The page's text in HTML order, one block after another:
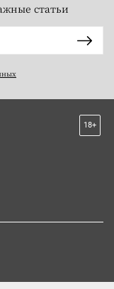
статьи
18+